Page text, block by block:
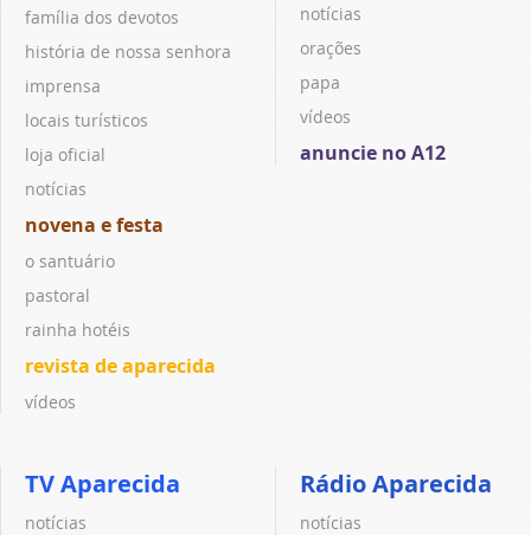
família dos devotos
história de nossa senhora
imprensa
locais turísticos
loja oficial
notícias
novena e festa
o santuário
pastoral
rainha hotéis
revista de aparecida
vídeos
notícias
orações
papa
vídeos
anuncie no A12
TV Aparecida
notícias
Rádio Aparecida
notícias